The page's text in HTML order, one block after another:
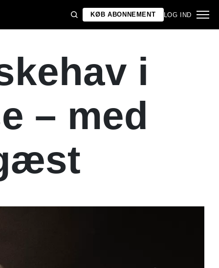
KØB ABONNEMENT LOG IND
i
– med